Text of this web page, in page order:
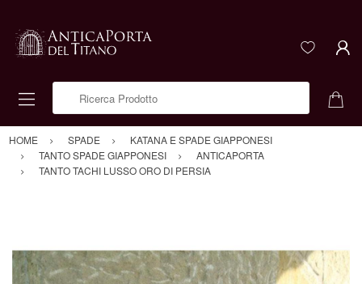
HOME SPADE
KATANA E SPADE GIAPPONESI
TANTO SPADE GIAPPONESI
ANTICAPORTA
TANTO TACHI LUSSO ORO DI PERSIA